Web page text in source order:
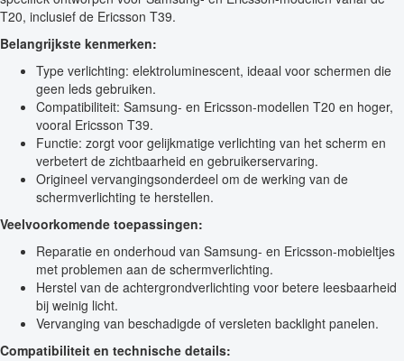
T20, inclusief de Ericsson T39.
Belangrijkste kenmerken:
Type verlichting: elektroluminescent, ideaal voor schermen die
geen leds gebruiken.
Compatibiliteit: Samsung- en Ericsson-modellen T20 en hoger,
vooral Ericsson T39.
Functie: zorgt voor gelijkmatige verlichting van het scherm en
verbetert de zichtbaarheid en gebruikerservaring.
Origineel vervangingsonderdeel om de werking van de
schermverlichting te herstellen.
Veelvoorkomende toepassingen:
Reparatie en onderhoud van Samsung- en Ericsson-mobieltjes
met problemen aan de schermverlichting.
Herstel van de achtergrondverlichting voor betere leesbaarheid
bij weinig licht.
Vervanging van beschadigde of versleten backlight panelen.
Compatibiliteit en technische details: